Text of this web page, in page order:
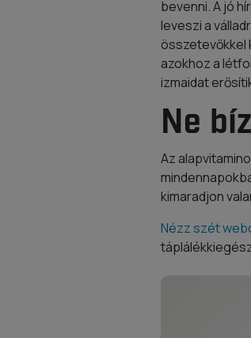
bevenni. A jó
leveszi a
összetevőkkel
azokhoz a
izmaidat
Ne
Az
kimaradjon
Nézz szét